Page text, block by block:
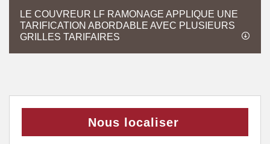
LE COUVREUR LF RAMONAGE APPLIQUE UNE
TARIFICATION ABORDABLE AVEC PLUSIEURS
GRILLES TARIFAIRES
Nous localiser